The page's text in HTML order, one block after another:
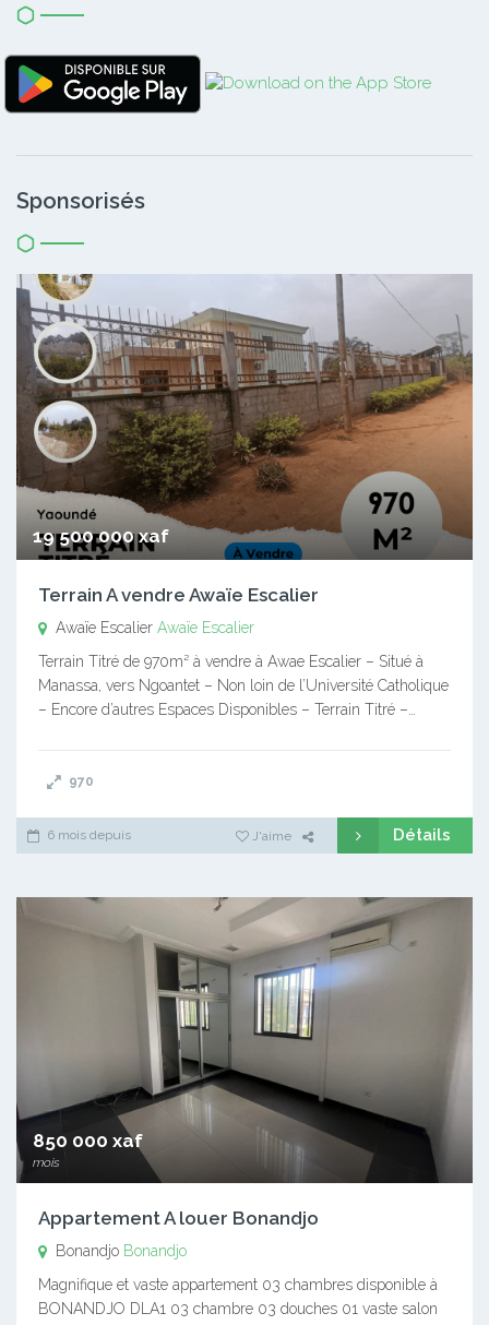
Sponsorisés
19 500 000 xaf
Terrain A vendre Awaïe Escalier
Awaïe Escalier Awaïe Escalier
Terrain Titré de 970m² à vendre à Awae Escalier – Situé à
Manassa, vers Ngoantet – Non loin de l’Université Catholique
– Encore d’autres Espaces Disponibles – Terrain Titré –…
970
6 mois depuis J'aime Détails
850 000 xaf
mois
Appartement A louer Bonandjo
Bonandjo Bonandjo
Magnifique et vaste appartement 03 chambres disponible à
BONANDJO DLA1 03 chambre 03 douches 01 vaste salon